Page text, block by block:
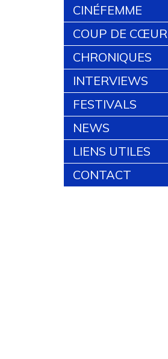
CINÉFEMME
COUP DE CŒUR
CHRONIQUES
INTERVIEWS
FESTIVALS
NEWS
LIENS UTILES
CONTACT